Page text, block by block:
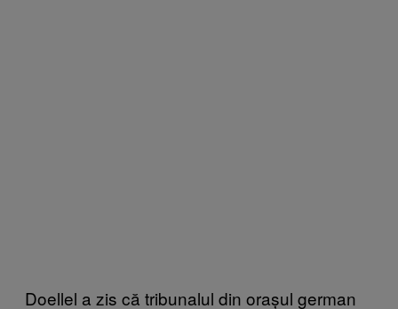
Doellel a zis că tribunalul din orașul german